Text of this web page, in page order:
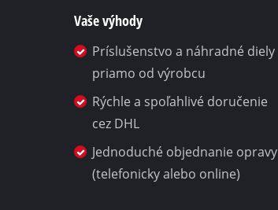
Vaše výhody
Príslušenstvo a náhradné diely
priamo od výrobcu
Rýchle a spoľahlivé doručenie
cez DHL
Jednoduché objednanie opravy
(telefonicky alebo online)